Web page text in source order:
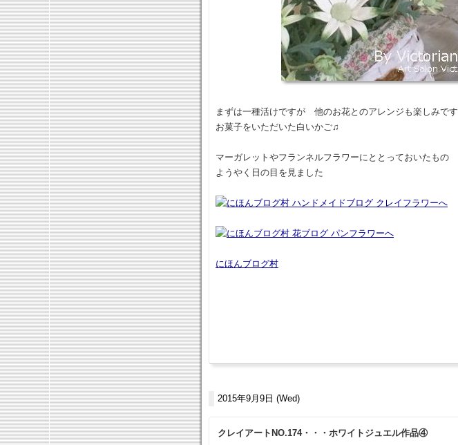
まずは一種活けですが 他のお花とのアレンジも楽しみです
お菓子をいただいた白いかご♫
マーガレットやフランネルフラワーにととっておいたもの
ようやく日の目を見ました
にほんブログ村
2015年9月9日 (Wed)
クレイアートNO.174・・・ホワイトジュエル作品④